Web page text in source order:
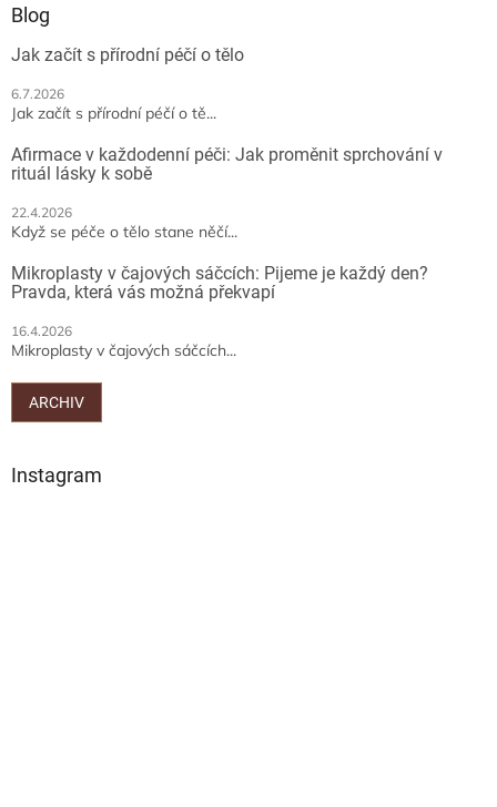
Blog
Jak začít s přírodní péčí o tělo
6.7.2026
Jak začít s přírodní péčí o tě...
Afirmace v každodenní péči: Jak proměnit sprchování v
rituál lásky k sobě
22.4.2026
Když se péče o tělo stane něčí...
Mikroplasty v čajových sáčcích: Pijeme je každý den?
Pravda, která vás možná překvapí
16.4.2026
Mikroplasty v čajových sáčcích...
ARCHIV
Instagram